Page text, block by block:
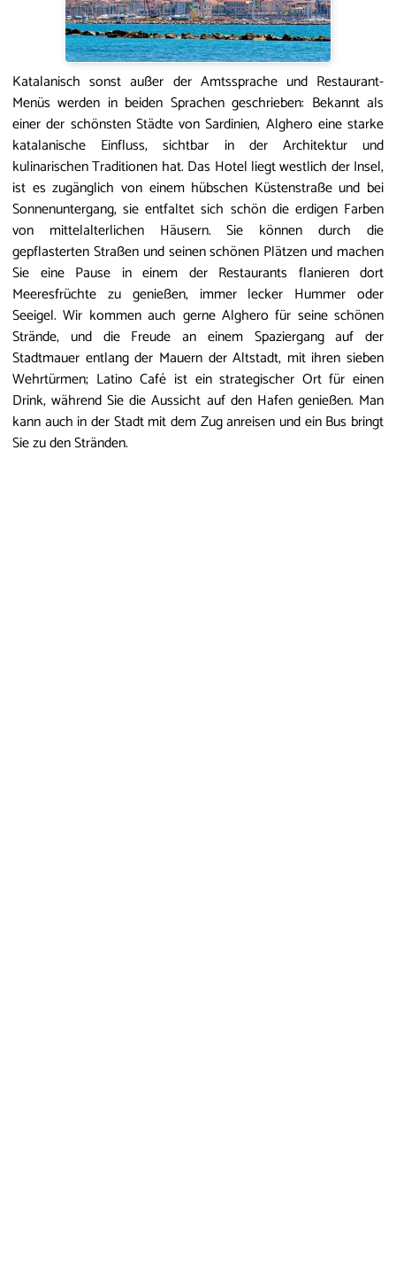
Katalanisch sonst außer der Amtssprache und Restaurant-
Menüs werden in beiden Sprachen geschrieben: Bekannt als
einer der schönsten Städte von Sardinien, Alghero eine starke
katalanische Einfluss, sichtbar in der Architektur und
kulinarischen Traditionen hat. Das Hotel liegt westlich der Insel,
ist es zugänglich von einem hübschen Küstenstraße und bei
Sonnenuntergang, sie entfaltet sich schön die erdigen Farben
von mittelalterlichen Häusern. Sie können durch die
gepflasterten Straßen und seinen schönen Plätzen und machen
Sie eine Pause in einem der Restaurants flanieren dort
Meeresfrüchte zu genießen, immer lecker Hummer oder
Seeigel. Wir kommen auch gerne Alghero für seine schönen
Strände, und die Freude an einem Spaziergang auf der
Stadtmauer entlang der Mauern der Altstadt, mit ihren sieben
Wehrtürmen; Latino Café ist ein strategischer Ort für einen
Drink, während Sie die Aussicht auf den Hafen genießen. Man
kann auch in der Stadt mit dem Zug anreisen und ein Bus bringt
Sie zu den Stränden.